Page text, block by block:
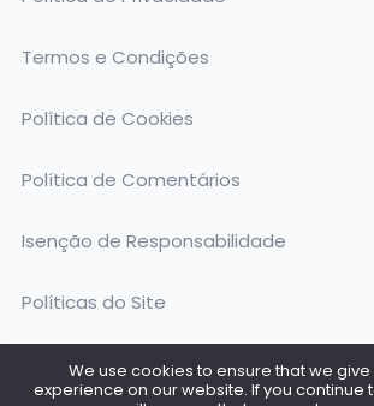
Termos e Condições
Política de Cookies
Política de Comentários
Isenção de Responsabilidade
Políticas do Site
We use cookies to ensure that we
experience on our website. If you continue